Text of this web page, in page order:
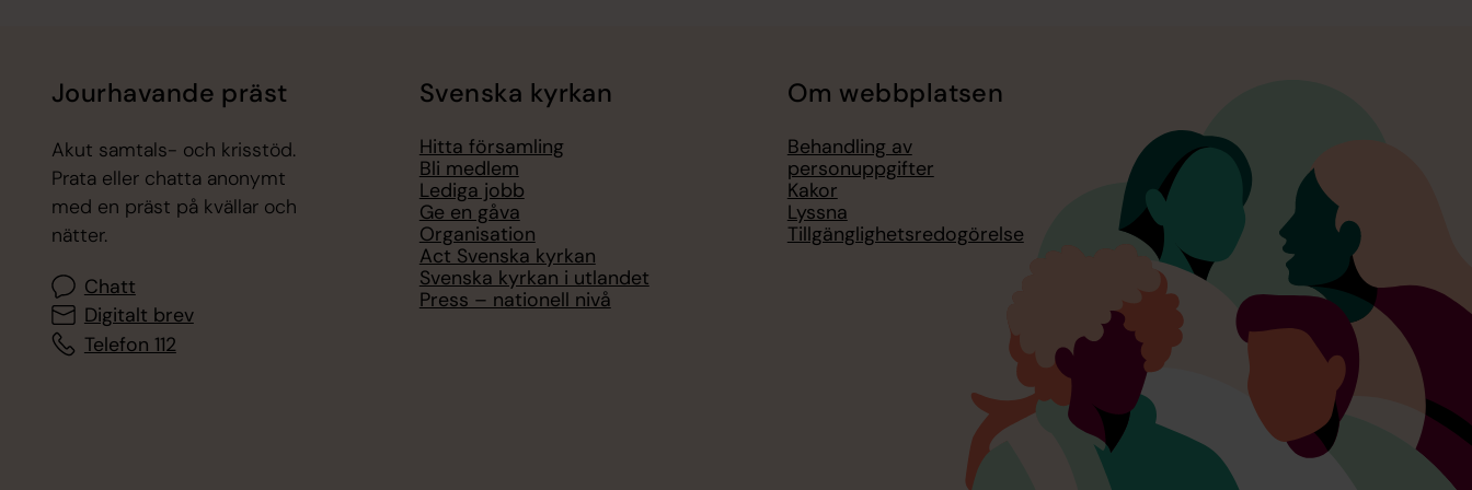
Jourhavande präst
Akut samtals- och krisstöd.
Prata eller chatta anonymt
med en präst på kvällar och
nätter.
Chatt
Digitalt brev
Telefon 112
Svenska kyrkan
Hitta församling
Bli medlem
Lediga jobb
Ge en gåva
Organisation
Act Svenska kyrkan
Svenska kyrkan i utlandet
Press – nationell nivå
Om webbplatsen
Behandling av
personuppgifter
Kakor
Lyssna
Tillgänglighetsredogörelse